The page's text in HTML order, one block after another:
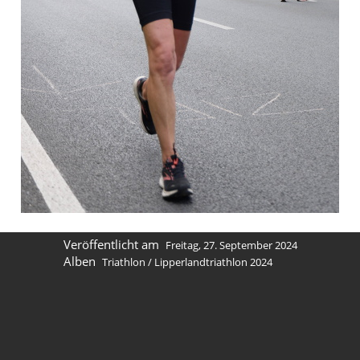
Veröffentlicht am Freitag, 27. September 2024
Alben Triathlon / Lipperlandtriathlon 2024